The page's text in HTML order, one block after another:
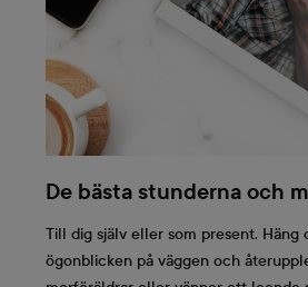
De bästa stunderna och
Till dig själv eller som present. Häng
ögonblicken på väggen och